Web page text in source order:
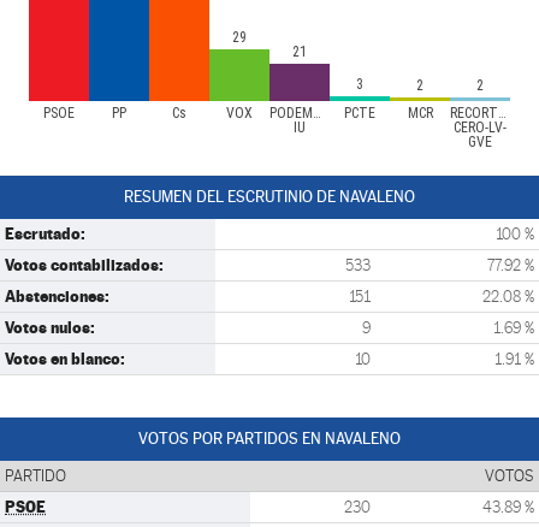
PSOE PP Cs VOX
PODEMOS-
IU
PCTE MCR
RECORTES
CERO-LV-
GVE
29
21
3
2 2
RESUMEN DEL ESCRUTINIO DE NAVALENO
Escrutado: 100 %
Votos contabilizados: 533 77.92 %
Abstenciones: 151 22.08 %
Votos nulos: 9 1.69 %
Votos en blanco: 10 1.91 %
VOTOS POR PARTIDOS EN NAVALENO
PARTIDO VOTOS
PSOE 230 43.89 %